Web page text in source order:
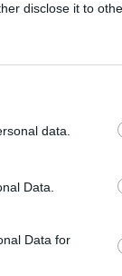
disclose it to
data.
Data.
Data for